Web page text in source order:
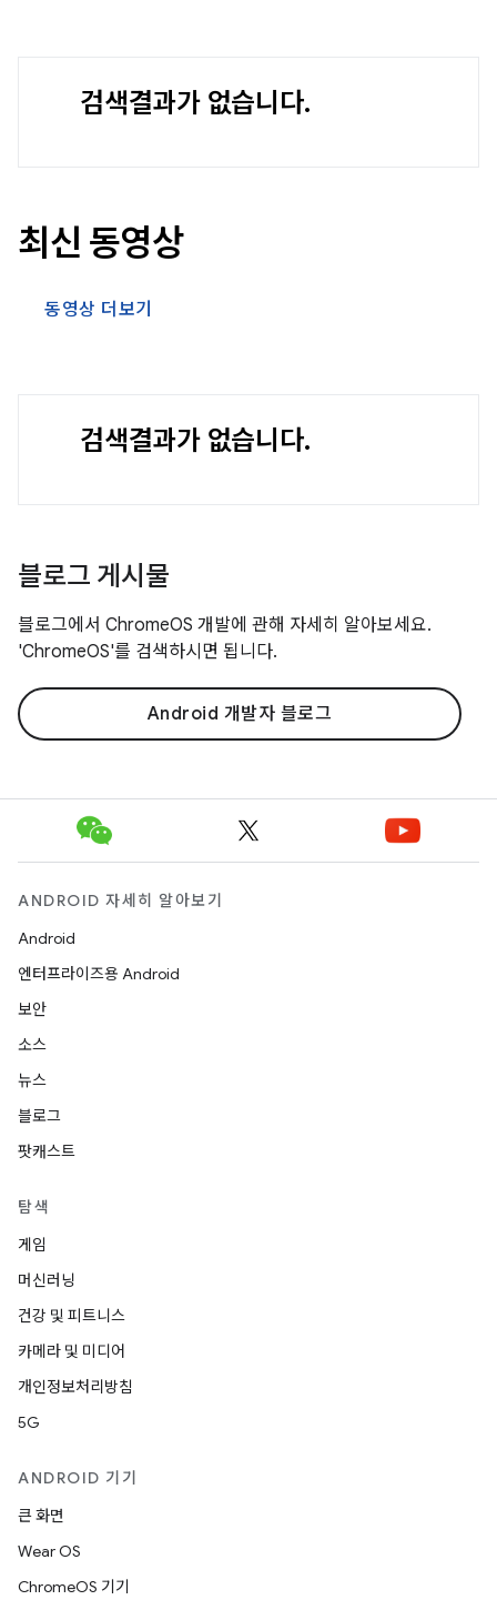
검색결과가 없습니다.
최신 동영상
동영상 더보기
검색결과가 없습니다.
블로그 게시물
블로그에서 ChromeOS 개발에 관해 자세히 알아보세요.
'ChromeOS'를 검색하시면 됩니다.
Android 개발자 블로그
ANDROID 자세히 알아보기
Android
엔터프라이즈용 Android
보안
소스
뉴스
블로그
팟캐스트
탐색
게임
머신러닝
건강 및 피트니스
카메라 및 미디어
개인정보처리방침
5G
ANDROID 기기
큰 화면
Wear OS
ChromeOS 기기